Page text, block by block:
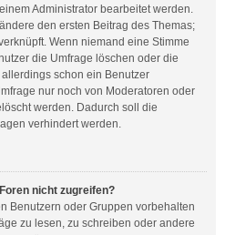
Administrator bearbeitet werden.
den ersten Beitrag des Themas;
Wenn niemand eine Stimme
die Umfrage löschen oder die
schon ein Benutzer
nur noch von Moderatoren oder
werden. Dadurch soll die
verhindert werden.
nicht zugreifen?
Benutzern oder Gruppen vorbehalten
zu lesen, zu schreiben oder andere